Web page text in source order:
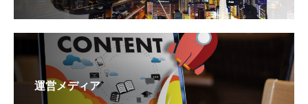
運営メディア